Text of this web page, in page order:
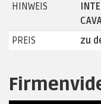
HINWEIS
PREIS
zu